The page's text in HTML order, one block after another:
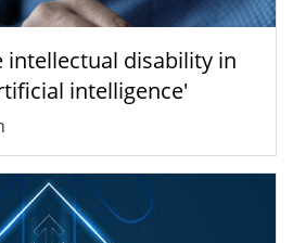
intellectual disability in
intelligence'